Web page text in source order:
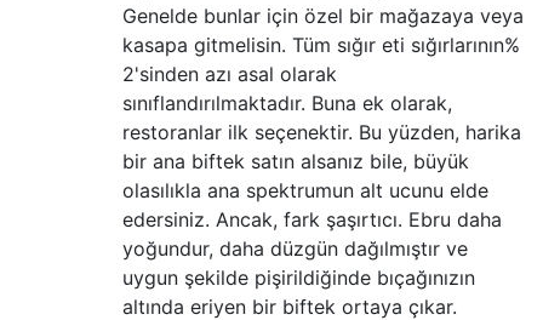
Genelde bunlar için özel bir mağazaya veya
kasapa gitmelisin. Tüm sığır eti sığırlarının%
2'sinden azı asal olarak
sınıflandırılmaktadır. Buna ek olarak,
restoranlar ilk seçenektir. Bu yüzden, harika
bir ana biftek satın alsanız bile, büyük
olasılıkla ana spektrumun alt ucunu elde
edersiniz. Ancak, fark şaşırtıcı. Ebru daha
yoğundur, daha düzgün dağılmıştır ve
uygun şekilde pişirildiğinde bıçağınızın
altında eriyen bir biftek ortaya çıkar.